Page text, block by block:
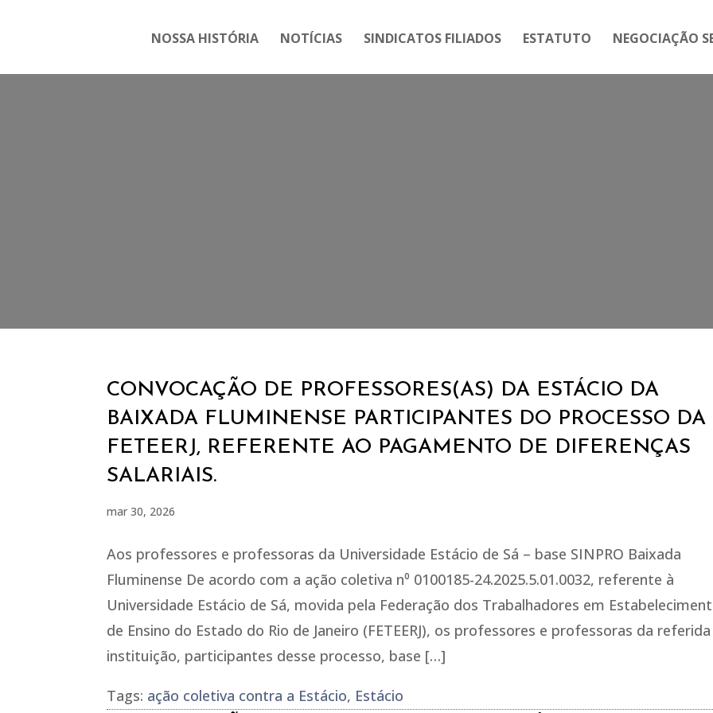
NOSSA HISTÓRIA NOTÍCIAS SINDICATOS FILIADOS ESTATUTO NEGOCIAÇÃO
CONVOCAÇÃO DE PROFESSORES(AS) DA ESTÁCIO DA
BAIXADA FLUMINENSE PARTICIPANTES DO PROCESSO DA
FETEERJ, REFERENTE AO PAGAMENTO DE DIFERENÇAS
SALARIAIS.
mar 30, 2026
Aos professores e professoras da Universidade Estácio de Sá – base SINPRO Baixada
Fluminense De acordo com a ação coletiva n⁰ 0100185-24.2025.5.01.0032, referente à
Universidade Estácio de Sá, movida pela Federação dos Trabalhadores em
de Ensino do Estado do Rio de Janeiro (FETEERJ), os professores e professoras da referida
instituição, participantes desse processo, base […]
Tags: ação coletiva contra a Estácio, Estácio